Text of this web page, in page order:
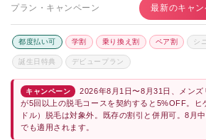
プラン・キャンペーン 最新のキャ
都度払い可 学割 乗り換え割 ペア割 シ
誕生日特典 デビュープラン
キャンペーン
2026年8月1日〜8月31日、メン
が5回以上の脱毛コースを契約すると5%OFF。ヒ
ドル）脱毛は対象外。既存の割引と併用可。8月
でも適用されます。